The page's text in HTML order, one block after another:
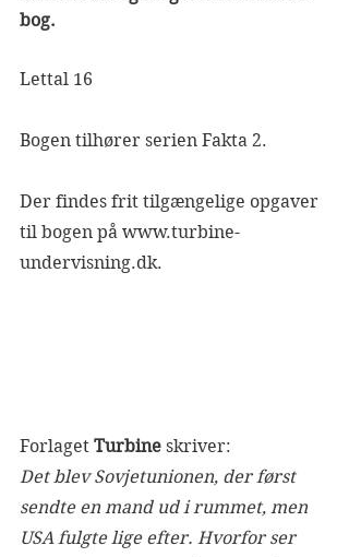
bog.
Lettal 16
Bogen tilhører serien Fakta 2.
Der findes frit tilgængelige opgaver
til bogen på www.turbine-
undervisning.dk.
Forlaget Turbine skriver:
Det blev Sovjetunionen, der først
sendte en mand ud i rummet, men
USA fulgte lige efter. Hvorfor ser